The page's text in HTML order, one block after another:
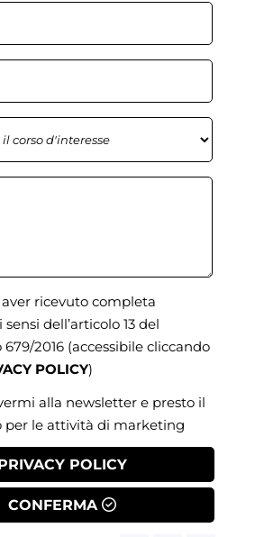
ricevuto completa
dell’articolo 13 del
2016 (accessibile cliccando
POLICY)
alla newsletter e presto il
per le attività di marketing
POLICY
CONFERMA